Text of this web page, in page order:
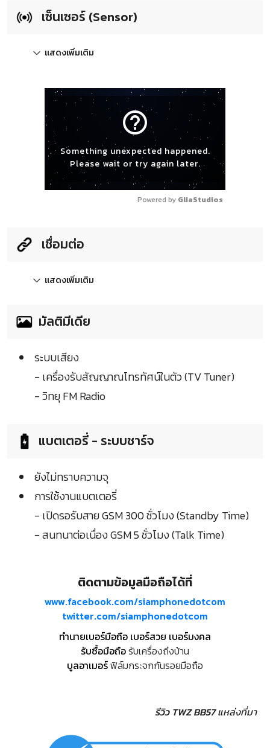
เซ็นเซอร์ (Sensor)
แสดงเพิ่มเติม
help_outline
Something unexpected happened.
Please wait or try again later.
Powered by GliaStudios
เชื่อมต่อ
แสดงเพิ่มเติม
มัลติมีเดีย
ระบบเสียง
- เครื่องรับสัญญาณโทรทัศน์ในตัว (TV Tuner)
- วิทยุ FM Radio
แบตเตอรี่ - ระบบชาร์จ
ยังไม่ทราบความจุ
การใช้งานแบตเตอรี่
- เปิดรอรับสาย GSM 300 ชั่วโมง (Standby Time)
- สนทนาต่อเนื่อง GSM 5 ชั่วโมง (Talk Time)
ติดตามข้อมูลมือถือได้ที่
www.facebook.com/siamphonedotcom
twitter.com/siamphonedotcom
ทำนายเบอร์มือถือ เบอร์สวย เบอร์มงคล
รับซื้อมือถือรับเครื่องถึงบ้าน
บูลอาเมอร์ฟิล์มกระจกกันรอยมือถือ
รีวิว TWZ BB57 แหล่งที่มา